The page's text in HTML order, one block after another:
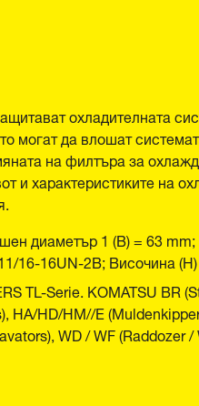
охладителната
могат да влошат
на филтъра за
и характеристиките на
диаметър 1 (B) = 63
16-16UN-2B; Височина
TL-Serie. KOMATSU BR
HA/HD/HM//E
WD / WF (Raddozer